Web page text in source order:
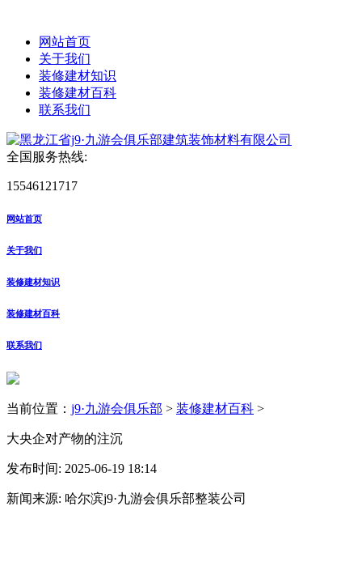
网站首页
关于我们
装修建材知识
装修建材百科
联系我们
全国服务热线:
15546121717
网站首页
关于我们
装修建材知识
装修建材百科
联系我们
当前位置： j9·九游会俱乐部 > 装修建材百科 >
大央企对产物的注沉
发布时间: 2025-06-19 18:14
新闻来源: 哈尔滨j9·九游会俱乐部整装公司